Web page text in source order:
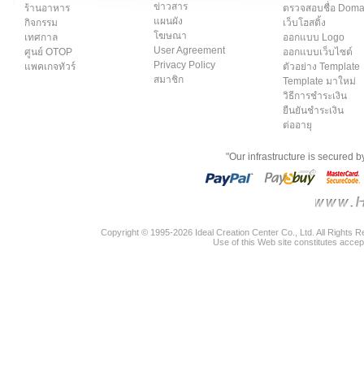
ร้านอาหาร
กิจกรรม
เทศกาล
ศูนย์ OTOP
แพคเกจทัวร์
ข่าวสาร
แผนผัง
โฆษณา
User Agreement
Privacy Policy
สมาชิก
ตรวจสอบชื่อ
เว็บโฮสติ้ง
ออกแบบ Logo
ออกแบบเว็บไซต์
ตัวอย่าง Template
Template มาใหม่
วิธีการชำระเงิน
ยืนยันชำระเงิน
ต่ออายุ
"Our infrastructure is secured
Copyright © 1995-2026 Ideal Creation Center Co., Ltd. All Rights
Use of this Web site constitutes